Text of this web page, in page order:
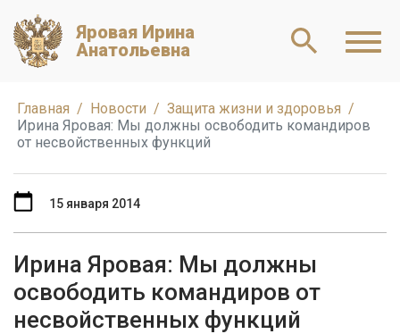
Яровая Ирина
Анатольевна
Главная Новости
Защита жизни и здоровья
Ирина Яровая: Мы должны освободить командиров
от несвойственных функций
Ирина Яровая: Мы должны
освободить командиров от
несвойственных функций
15 января 2014